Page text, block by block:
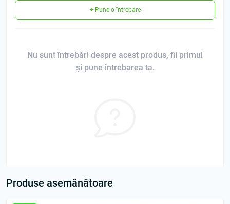
+ Pune o întrebare
Nu sunt întrebări despre acest produs, fii primul
și pune întrebarea ta.
Produse asemănătoare